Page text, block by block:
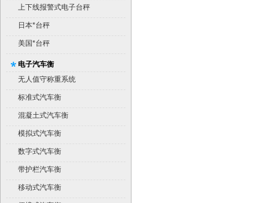
上下线报警式电子台秤
日本*台秤
美国*台秤
电子汽车衡
无人值守称重系统
标准式汽车衡
混凝土式汽车衡
模拟式汽车衡
数字式汽车衡
带护栏汽车衡
移动式汽车衡